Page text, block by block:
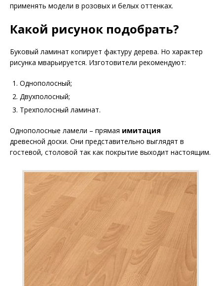
применять модели в розовых и белых оттенках.
Какой рисунок подобрать?
Буковый ламинат копирует фактуру дерева. Но характер
рисунка мварьируется. Изготовители рекомендуют:
Однополосный;
Двухполосный;
Трехполосный ламинат.
Однополосные ламели – прямая имитация
древесной доски. Они представительно выглядят в
гостевой, столовой так как покрытие выходит настоящим.